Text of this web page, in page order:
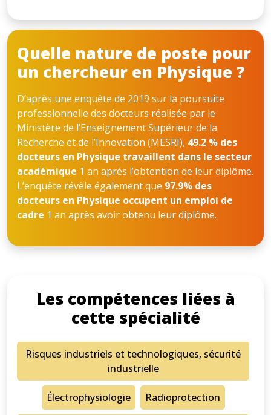
Quelle nature de poste pour
un chercheur en Physique ?
D’après une enquête de 2019 sur la poursuite
professionnelle des docteurs réalisée par le
Ministère de l’Enseignement Supérieur de la
Recherche et de l’Innovation (MESRI), 49.2 % des
docteurs en Physique travaillent dans le secteur
académique 1 an après l’obtention de leur diplôme.
L’enquête révèle également que 97.9% des
docteurs en Physique occupent un emploi de
cadre 1 an après avoir obtenu leur diplôme.
Les compétences liées à
cette spécialité
Risques industriels et technologiques, sécurité
industrielle
Électrophysiologie Radioprotection